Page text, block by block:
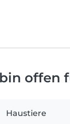
offen
Haustiere